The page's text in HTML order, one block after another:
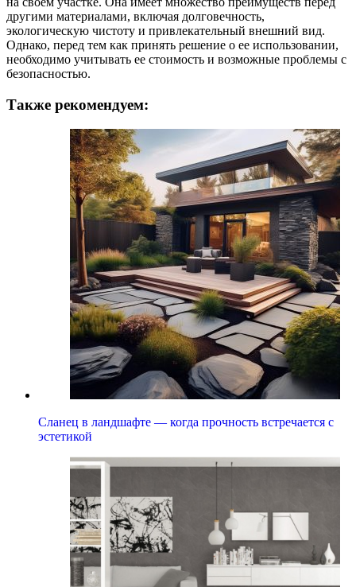
другими материалами, включая долговечность,
экологическую чистоту и привлекательный внешний вид.
Однако, перед тем как принять решение о ее использовании,
необходимо учитывать ее стоимость и возможные проблемы с
безопасностью.
Также рекомендуем:
Сланец в ландшафте — когда прочность встречается с
эстетикой